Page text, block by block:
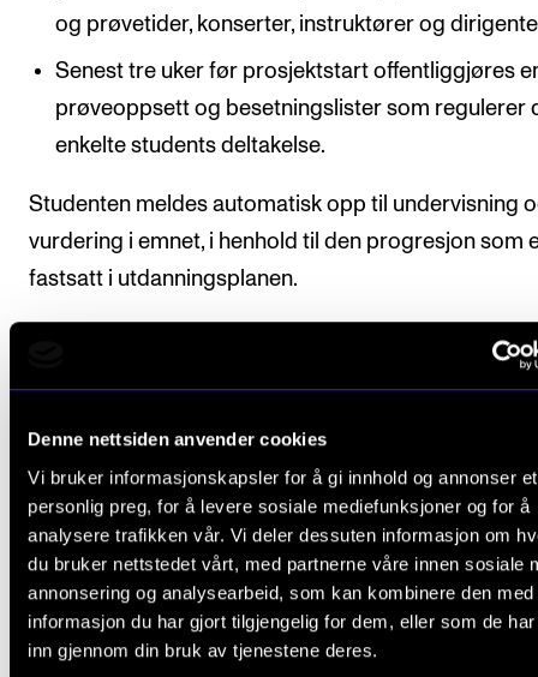
Denne nettsiden anvender cookies
Vi bruker informasjonskapsler for å gi innhold og annonser et
personlig preg, for å levere sosiale mediefunksjoner og for å
analysere trafikken vår. Vi deler dessuten informasjon om
du bruker nettstedet vårt, med partnerne våre innen sosiale
annonsering og analysearbeid, som kan kombinere den med
informasjon du har gjort tilgjengelig for dem, eller som de
inn gjennom din bruk av tjenestene deres.
og prøvetider, konserter, instruktører og
Senest tre uker før prosjektstart offentliggjøres
prøveoppsett og besetningslister som regulerer
enkelte students deltakelse.
Studenten meldes automatisk opp til undervisning
vurdering i emnet, i henhold til den progresjon som
fastsatt i utdanningsplanen.
For oversikt over forventet studieprogresjon og
veiledende undervisningsmengde og organisering,
studieprogram.
Arbeidskrav
1. Obligatorisk deltagelse på forum og
interpretasjon
Det forventes aktiv deltagelse. Protokoll føres av